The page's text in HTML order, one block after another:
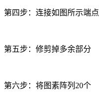
第四步：连接如图所示端点
第五步：修剪掉多余部分
第六步：将图素阵列 20个